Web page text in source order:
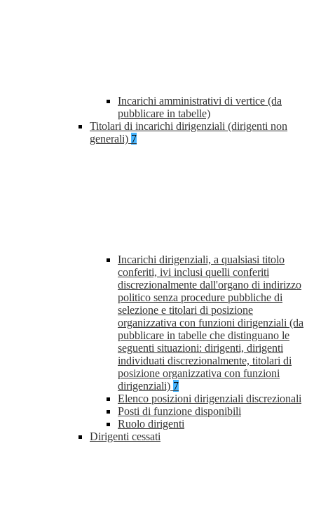
Incarichi amministrativi di vertice (da
pubblicare in tabelle)
Titolari di incarichi dirigenziali (dirigenti non
generali) 7
Incarichi dirigenziali, a qualsiasi titolo
conferiti, ivi inclusi quelli conferiti
discrezionalmente dall'organo di indirizzo
politico senza procedure pubbliche di
selezione e titolari di posizione
organizzativa con funzioni dirigenziali (da
pubblicare in tabelle che distinguano le
seguenti situazioni: dirigenti, dirigenti
individuati discrezionalmente, titolari di
posizione organizzativa con funzioni
dirigenziali) 7
Elenco posizioni dirigenziali discrezionali
Posti di funzione disponibili
Ruolo dirigenti
Dirigenti cessati